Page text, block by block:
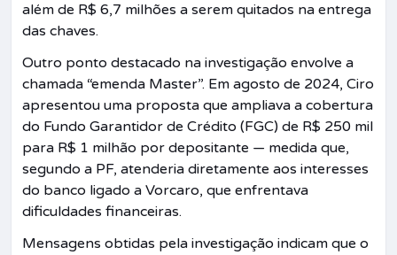
além de R$ 6,7 milhões a serem quitados na entrega
das chaves.
Outro ponto destacado na investigação envolve a
chamada “emenda Master”. Em agosto de 2024, Ciro
apresentou uma proposta que ampliava a cobertura
do Fundo Garantidor de Crédito (FGC) de R$ 250 mil
para R$ 1 milhão por depositante — medida que,
segundo a PF, atenderia diretamente aos interesses
do banco ligado a Vorcaro, que enfrentava
dificuldades financeiras.
Mensagens obtidas pela investigação indicam que o